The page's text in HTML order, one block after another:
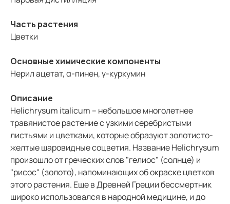
Часть растения
Цветки
Основные химические компоненты
Нерил ацетат, α-пинен, γ-куркумин
Описание
Helichrysum italicum – небольшое многолетнее
травянистое растение с узкими серебристыми
листьями и цветками, которые образуют золотисто-
желтые шаровидные соцветия. Название Helichrysum
произошло от греческих слов "гелиос" (солнце) и
"рисос" (золото), напоминающих об окраске цветков
этого растения. Еще в Древней Греции бессмертник
широко использовался в народной медицине, и до